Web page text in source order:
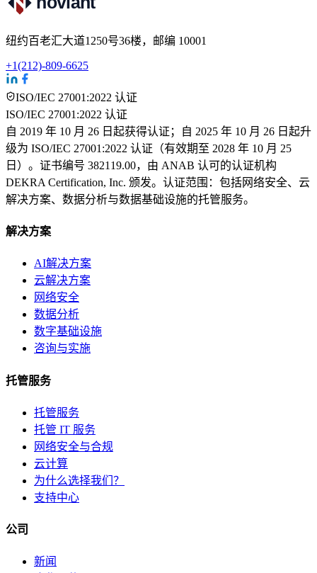
纽约百老汇大道1250号36楼，邮编 10001
+1(212)-809-6625
ISO/IEC 27001:2022 认证
ISO/IEC 27001:2022 认证
自 2019 年 10 月 26 日起获得认证；自 2025 年 10 月 26 日起升
级为 ISO/IEC 27001:2022 认证（有效期至 2028 年 10 月 25
日）。证书编号 382119.00，由 ANAB 认可的认证机构
DEKRA Certification, Inc. 颁发。认证范围：包括网络安全、云
解决方案、数据分析与数据基础设施的托管服务。
解决方案
AI解决方案
云解决方案
网络安全
数据分析
数字基础设施
咨询与实施
托管服务
托管服务
托管 IT 服务
网络安全与合规
云计算
为什么选择我们？
支持中心
公司
新闻